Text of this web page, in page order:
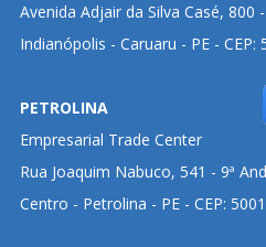
Avenida Adjair da Silva Casé, 800
Indianópolis - Caruaru - PE - CEP:
PETROLINA
Empresarial Trade Center
Rua Joaquim Nabuco, 541 - 9ª
Centro - Petrolina - PE - CEP: